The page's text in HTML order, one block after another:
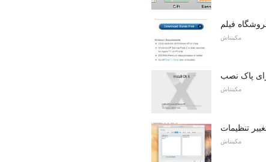
مکینتاش
مکینتاش
مکینتاش